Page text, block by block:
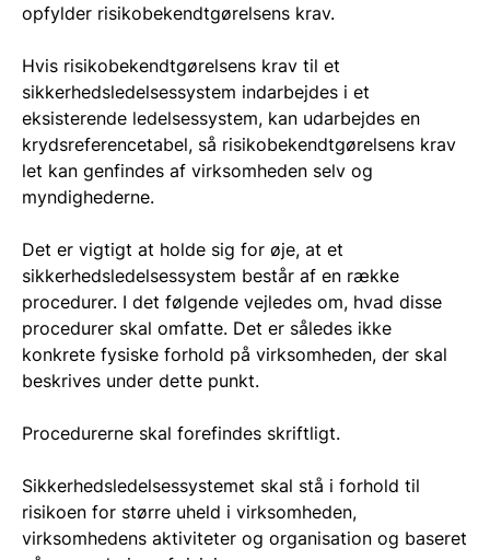
opfylder risikobekendtgørelsens krav.
Hvis risikobekendtgørelsens krav til et
sikkerhedsledelsessystem indarbejdes i et
eksisterende ledelsessystem, kan udarbejdes en
krydsreferencetabel, så risikobekendtgørelsens krav
let kan genfindes af virksomheden selv og
myndighederne.
Det er vigtigt at holde sig for øje, at et
sikkerhedsledelsessystem består af en række
procedurer. I det følgende vejledes om, hvad disse
procedurer skal omfatte. Det er således ikke
konkrete fysiske forhold på virksomheden, der skal
beskrives under dette punkt.
Procedurerne skal forefindes skriftligt.
Sikkerhedsledelsessystemet skal stå i forhold til
risikoen for større uheld i virksomheden,
virksomhedens aktiviteter og organisation og baseret